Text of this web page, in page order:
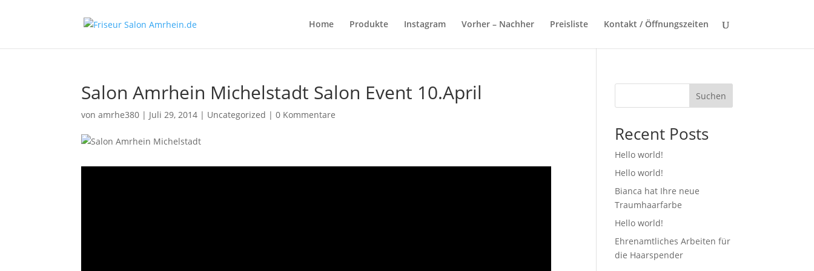
Home Produkte Instagram Vorher – Nachher Preisliste Kontakt / Öffnungszeiten
Salon Amrhein Michelstadt Salon Event 10.April
vonamrhe380 | Juli 29, 2014 | Uncategorized |0 Kommentare
Suchen
Recent Posts
Hello world!
Hello world!
Bianca hat Ihre neue
Traumhaarfarbe
Hello world!
Ehrenamtliches Arbeiten für
die Haarspender